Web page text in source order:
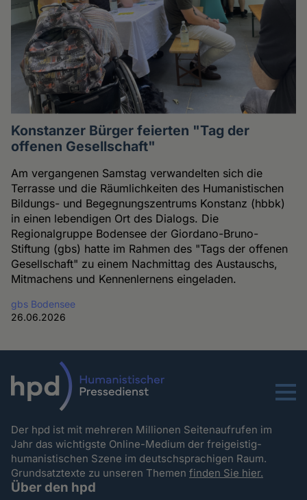
Konstanzer Bürger feierten "Tag der
offenen Gesellschaft"
Am vergangenen Samstag verwandelten sich die
Terrasse und die Räumlichkeiten des Humanistischen
Bildungs- und Begegnungszentrums Konstanz (hbbk)
in einen lebendigen Ort des Dialogs. Die
Regionalgruppe Bodensee der Giordano-Bruno-
Stiftung (gbs) hatte im Rahmen des "Tags der offenen
Gesellschaft" zu einem Nachmittag des Austauschs,
Mitmachens und Kennenlernens eingeladen.
gbs Bodensee
26.06.2026
Menu
Der hpd ist mit mehreren Millionen Seitenaufrufen im
Jahr das wichtigste Online-Medium der freigeistig-
humanistischen Szene im deutschsprachigen Raum.
Grundsatztexte zu unseren Themenfinden Sie hier.
Über den hpd